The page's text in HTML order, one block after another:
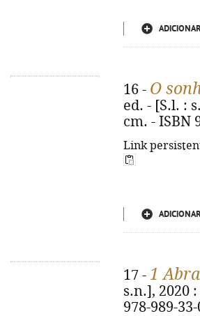
16 - O
ed. - [S.l. :
cm. - ISBN
Link
17 - 1
s.n.], 2020
978-989-